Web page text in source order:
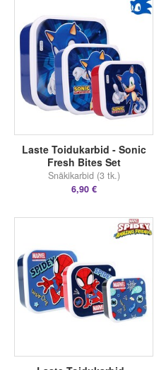
Laste Toidukarbid - Sonic
Fresh Bites Set
Snäkikarbid (3 tk.)
6,90 €